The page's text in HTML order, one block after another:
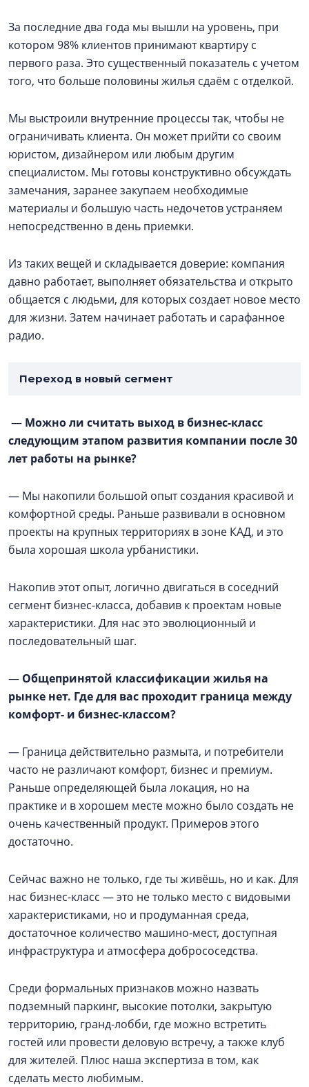
За последние два года мы вышли на уровень, при
котором 98% клиентов принимают квартиру с
первого раза. Это существенный показатель с учетом
того, что больше половины жилья сдаём с отделкой.
Мы выстроили внутренние процессы так, чтобы не
ограничивать клиента. Он может прийти со своим
юристом, дизайнером или любым другим
специалистом. Мы готовы конструктивно обсуждать
замечания, заранее закупаем необходимые
материалы и большую часть недочетов устраняем
непосредственно в день приемки.
Из таких вещей и складывается доверие: компания
давно работает, выполняет обязательства и открыто
общается с людьми, для которых создает новое место
для жизни. Затем начинает работать и сарафанное
радио.
Переход в новый сегмент
— Можно ли считать выход в бизнес-класс
следующим этапом развития компании после 30
лет работы на рынке?
— Мы накопили большой опыт создания красивой и
комфортной среды. Раньше развивали в основном
проекты на крупных территориях в зоне КАД, и это
была хорошая школа урбанистики.
Накопив этот опыт, логично двигаться в соседний
сегмент бизнес-класса, добавив к проектам новые
характеристики. Для нас это эволюционный и
последовательный шаг.
— Общепринятой классификации жилья на
рынке нет. Где для вас проходит граница между
комфорт- и бизнес-классом?
— Граница действительно размыта, и потребители
часто не различают комфорт, бизнес и премиум.
Раньше определяющей была локация, но на
практике и в хорошем месте можно было создать не
очень качественный продукт. Примеров этого
достаточно.
Сейчас важно не только, где ты живёшь, но и как. Для
нас бизнес-класс — это не только место с видовыми
характеристиками, но и продуманная среда,
достаточное количество машино-мест, доступная
инфраструктура и атмосфера добрососедства.
Среди формальных признаков можно назвать
подземный паркинг, высокие потолки, закрытую
территорию, гранд-лобби, где можно встретить
гостей или провести деловую встречу, а также клуб
для жителей. Плюс наша экспертиза в том, как
сделать место любимым.